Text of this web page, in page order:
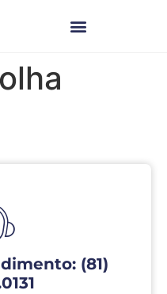
(81)